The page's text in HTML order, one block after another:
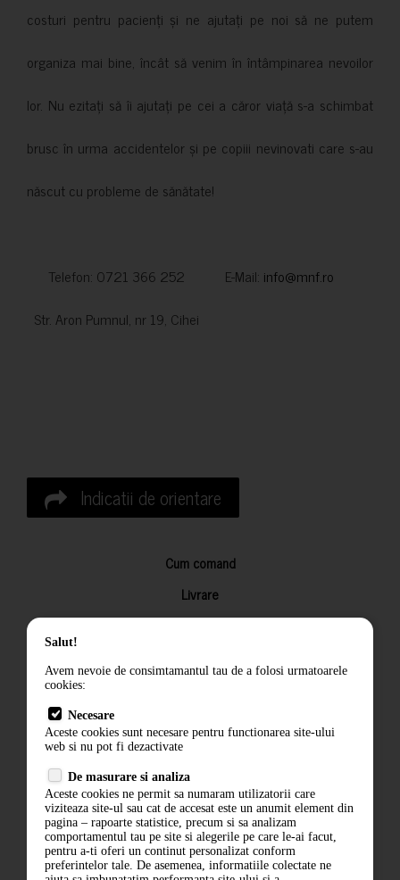
costuri pentru pacienți și ne ajutați pe noi să ne putem
organiza mai bine, încât să venim în întâmpinarea nevoilor
lor. Nu ezitați să îi ajutați pe cei a căror viață s-a schimbat
brusc în urma accidentelor și pe copiii nevinovati care s-au
născut cu probleme de sănătate!
Telefon: 0721 366 252 E-Mail: info@mnf.ro
Str. Aron Pumnul, nr 19, Cihei
Indicatii de orientare
Cum comand
Livrare
Returnarea produselor
Termeni si conditii
Politica de confidentialitate
ANPC
Salut!
Avem nevoie de consimtamantul tau de a folosi urmatoarele
cookies:
Necesare
Aceste cookies sunt necesare pentru functionarea site-ului
web si nu pot fi dezactivate
De masurare si analiza
Aceste cookies ne permit sa numaram utilizatorii care
viziteaza site-ul sau cat de accesat este un anumit element din
pagina – rapoarte statistice, precum si sa analizam
comportamentul tau pe site si alegerile pe care le-ai facut,
pentru a-ti oferi un continut personalizat conform
preferintelor tale. De asemenea, informatiile colectate ne